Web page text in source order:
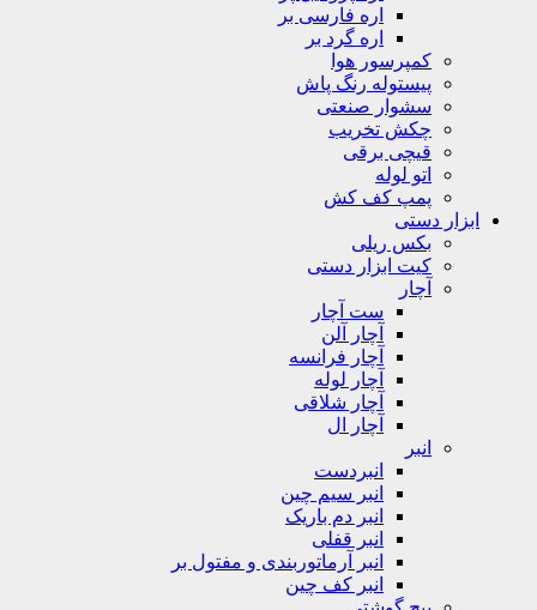
اره فارسی بر
اره گرد بر
کمپرسور هوا
پیستوله رنگ پاش
سشوار صنعتی
چکش تخریب
قیچی برقی
اتو لوله
پمپ کف کش
ابزار دستی
بکس ریلی
کیت ابزار دستی
آچار
ست آچار
آچار آلن
آچار فرانسه
آچار لوله
آچار شلاقی
آچار ال
انبر
انبردست
انبر سیم چین
انبر دم باریک
انبر قفلی
انبر آرماتوربندی و مفتول بر
انبر کف چین